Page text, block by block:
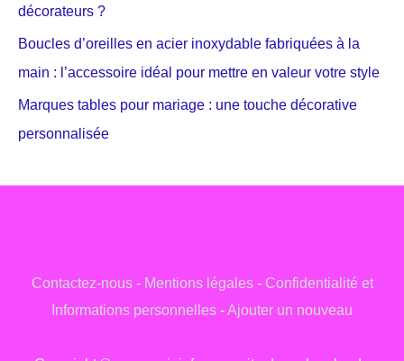
décorateurs ?
Boucles d’oreilles en acier inoxydable fabriquées à la
main : l’accessoire idéal pour mettre en valeur votre style
Marques tables pour mariage : une touche décorative
personnalisée
Contactez-nous- Mentions légales- Confidentialité et
Informations personnelles -Ajouter un nouveau